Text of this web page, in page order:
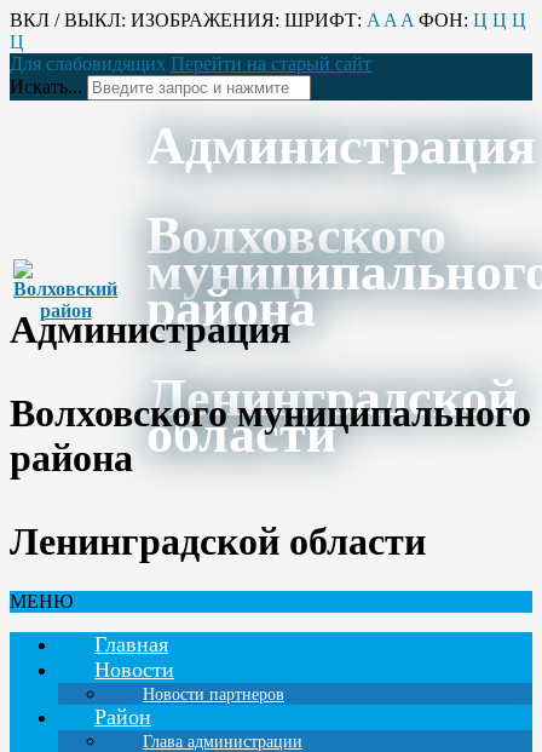
ВКЛ / ВЫКЛ: ИЗОБРАЖЕНИЯ: ШРИФТ: A A A ФОН: Ц Ц Ц
Ц
Для слабовидящих Перейти на старый сайт
Искать...
Администрация
Волховского
района
Ленинградской
области
Администрация
Волховского муниципального
района
Ленинградской области
МЕНЮ
Главная
Новости
Новости партнеров
Район
Глава администрации